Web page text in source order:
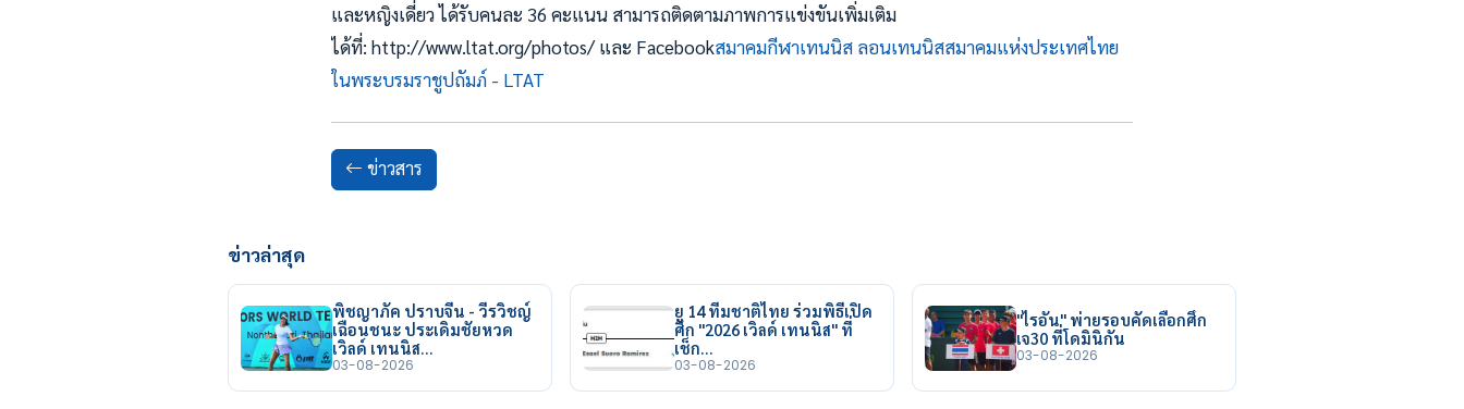
และหญิงเดี่ยว ได้รับคนละ 36 คะแนน สามารถติดตามภาพการแข่งขันเพิ่มเติม
ได้ที่: http://www.ltat.org/photos/ และ Facebookสมาคมกีฬาเทนนิส ลอนเทนนิสสมาคมแห่งประเทศไทย
ในพระบรมราชูปถัมภ์ - LTAT
ข่าวสาร
ข่าวล่าสุด
พิชญาภัค ปราบจีน - วีรวิชญ์
เฉือนชนะ ประเดิมชัยหวด
เวิลด์ เทนนิส…
03-08-2026
ยู 14 ทีมชาติไทย ร่วมพิธีเปิด
ศึก "2026 เวิลด์ เทนนิส" ที่
เช็ก…
03-08-2026
"ไรอัน" พ่ายรอบคัดเลือกศึก
เจ30 ที่โดมินิกัน
03-08-2026